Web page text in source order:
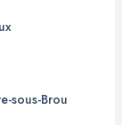
sous-Brou